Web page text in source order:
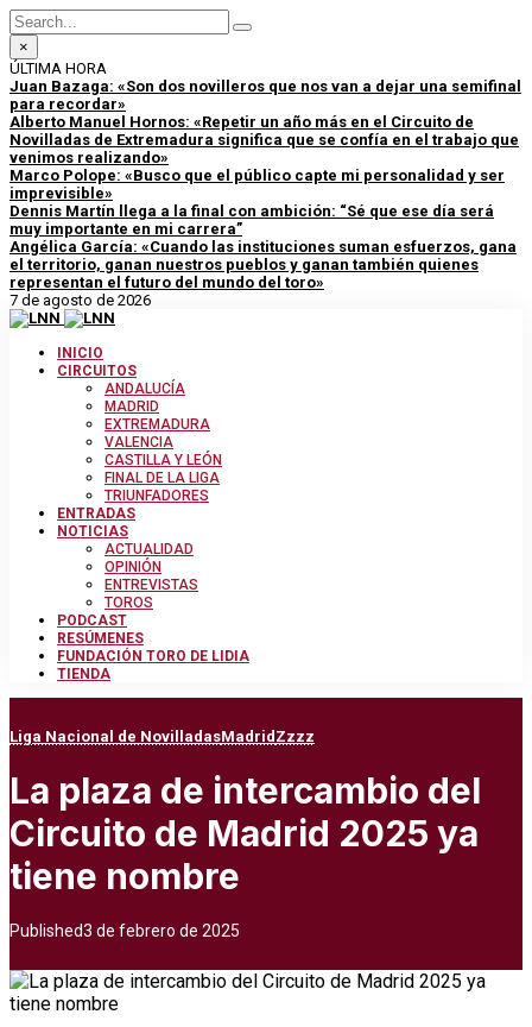
×
ÚLTIMA HORA
Juan Bazaga: «Son dos novilleros que nos van a dejar una semifinal
para recordar»
Alberto Manuel Hornos: «Repetir un año más en el Circuito de
Novilladas de Extremadura significa que se confía en el trabajo que
venimos realizando»
Marco Polope: «Busco que el público capte mi personalidad y ser
imprevisible»
Dennis Martín llega a la final con ambición: “Sé que ese día será
muy importante en mi carrera”
Angélica García: «Cuando las instituciones suman esfuerzos, gana
el territorio, ganan nuestros pueblos y ganan también quienes
representan el futuro del mundo del toro»
7 de agosto de 2026
INICIO
CIRCUITOS
ANDALUCÍA
MADRID
EXTREMADURA
VALENCIA
CASTILLA Y LEÓN
FINAL DE LA LIGA
TRIUNFADORES
ENTRADAS
NOTICIAS
ACTUALIDAD
OPINIÓN
ENTREVISTAS
TOROS
PODCAST
RESÚMENES
FUNDACIÓN TORO DE LIDIA
TIENDA
Liga Nacional de NovilladasMadrid Zzzz
La plaza de intercambio del
Circuito de Madrid 2025 ya
tiene nombre
Published3 de febrero de 2025